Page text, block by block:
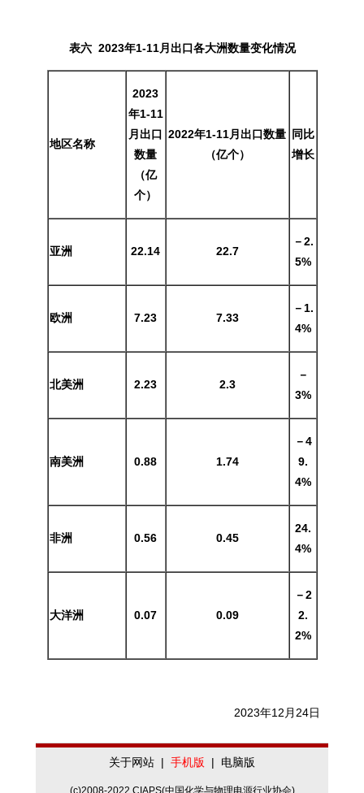
表六 2023年1-11月出口各大洲数量变化情况
地区名称
2023
年1-11
月出口
数量
（亿
个）
2022年1-11月出口数量
（亿个）
同比
增长
亚洲 22.14 22.7
－2.
5%
欧洲 7.23 7.33
－1.
4%
北美洲 2.23 2.3
－
3%
南美洲 0.88 1.74
－4
9.
4%
非洲 0.56 0.45
24.
4%
大洋洲 0.07 0.09
－2
2.
2%
2023年12月24日
关于网站 | 手机版 | 电脑版
(c)2008-2022 CIAPS(中国化学与物理电源行业协会)